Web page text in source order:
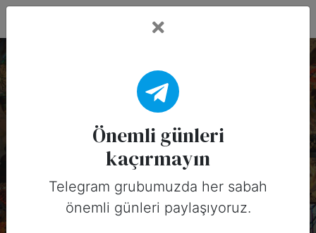
11 Ocak, 2026 Tarihinin
Önemli Günleri
(Amerika)
11 Ocak, 2026 tarihinde Amerika için
sosyal medyada paylaşabileceğiniz
Önemli günleri
kaçırmayın
Telegram grubumuzda her sabah
önemli günleri paylaşıyoruz.